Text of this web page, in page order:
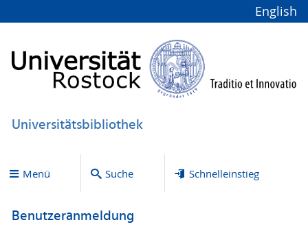
English
Universitätsbibliothek
Menü Suche Schnelleinstieg
Benutzeranmeldung